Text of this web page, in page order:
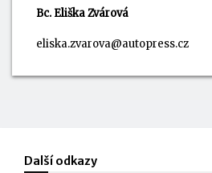
Bc. Eliška Zvárová
eliska.zvarova@autopress.cz
Další odkazy